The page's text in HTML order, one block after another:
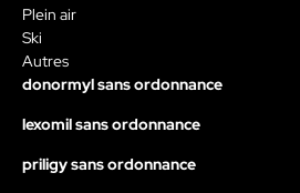
Plein air
Ski
Autres
donormyl sans ordonnance
lexomil sans ordonnance
priligy sans ordonnance